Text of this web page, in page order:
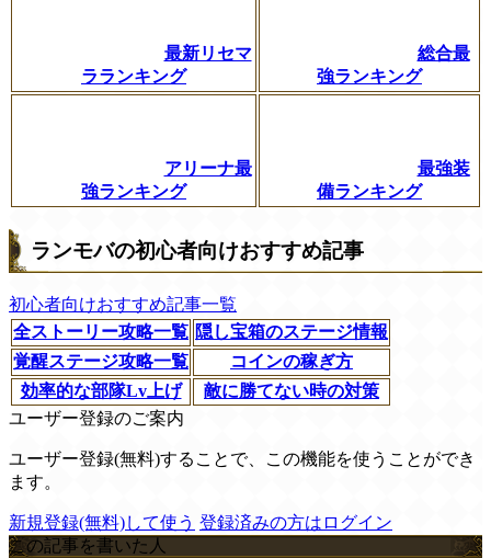
最新リセマ
ラランキング
総合最
強ランキング
アリーナ最
強ランキング
最強装
備ランキング
ランモバの初心者向けおすすめ記事
初心者向けおすすめ記事一覧
全ストーリー攻略一覧 隠し宝箱のステージ情報
覚醒ステージ攻略一覧
コインの稼ぎ方
効率的な部隊Lv上げ
敵に勝てない時の対策
ユーザー登録のご案内
ユーザー登録(無料)することで、この機能を使うことができ
ます。
新規登録(無料)して使う 登録済みの方はログイン
この記事を書いた人